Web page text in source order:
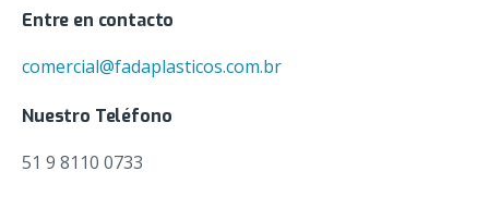
Entre en contacto
comercial@fadaplasticos.com.br
Nuestro Teléfono
51 9 8110 0733